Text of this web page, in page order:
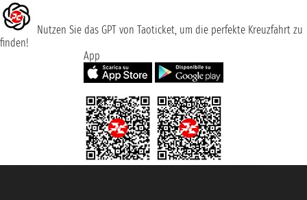
Nutzen Sie das GPT von Taoticket, um die perfekte Kreuzfahrt zu
finden!
App